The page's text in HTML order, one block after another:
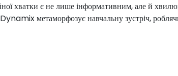
хватки є не лише інформативним, але й
метаморфозує навчальну зустріч,